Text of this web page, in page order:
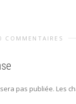
COMMENTAIRES
pas publiée. Les